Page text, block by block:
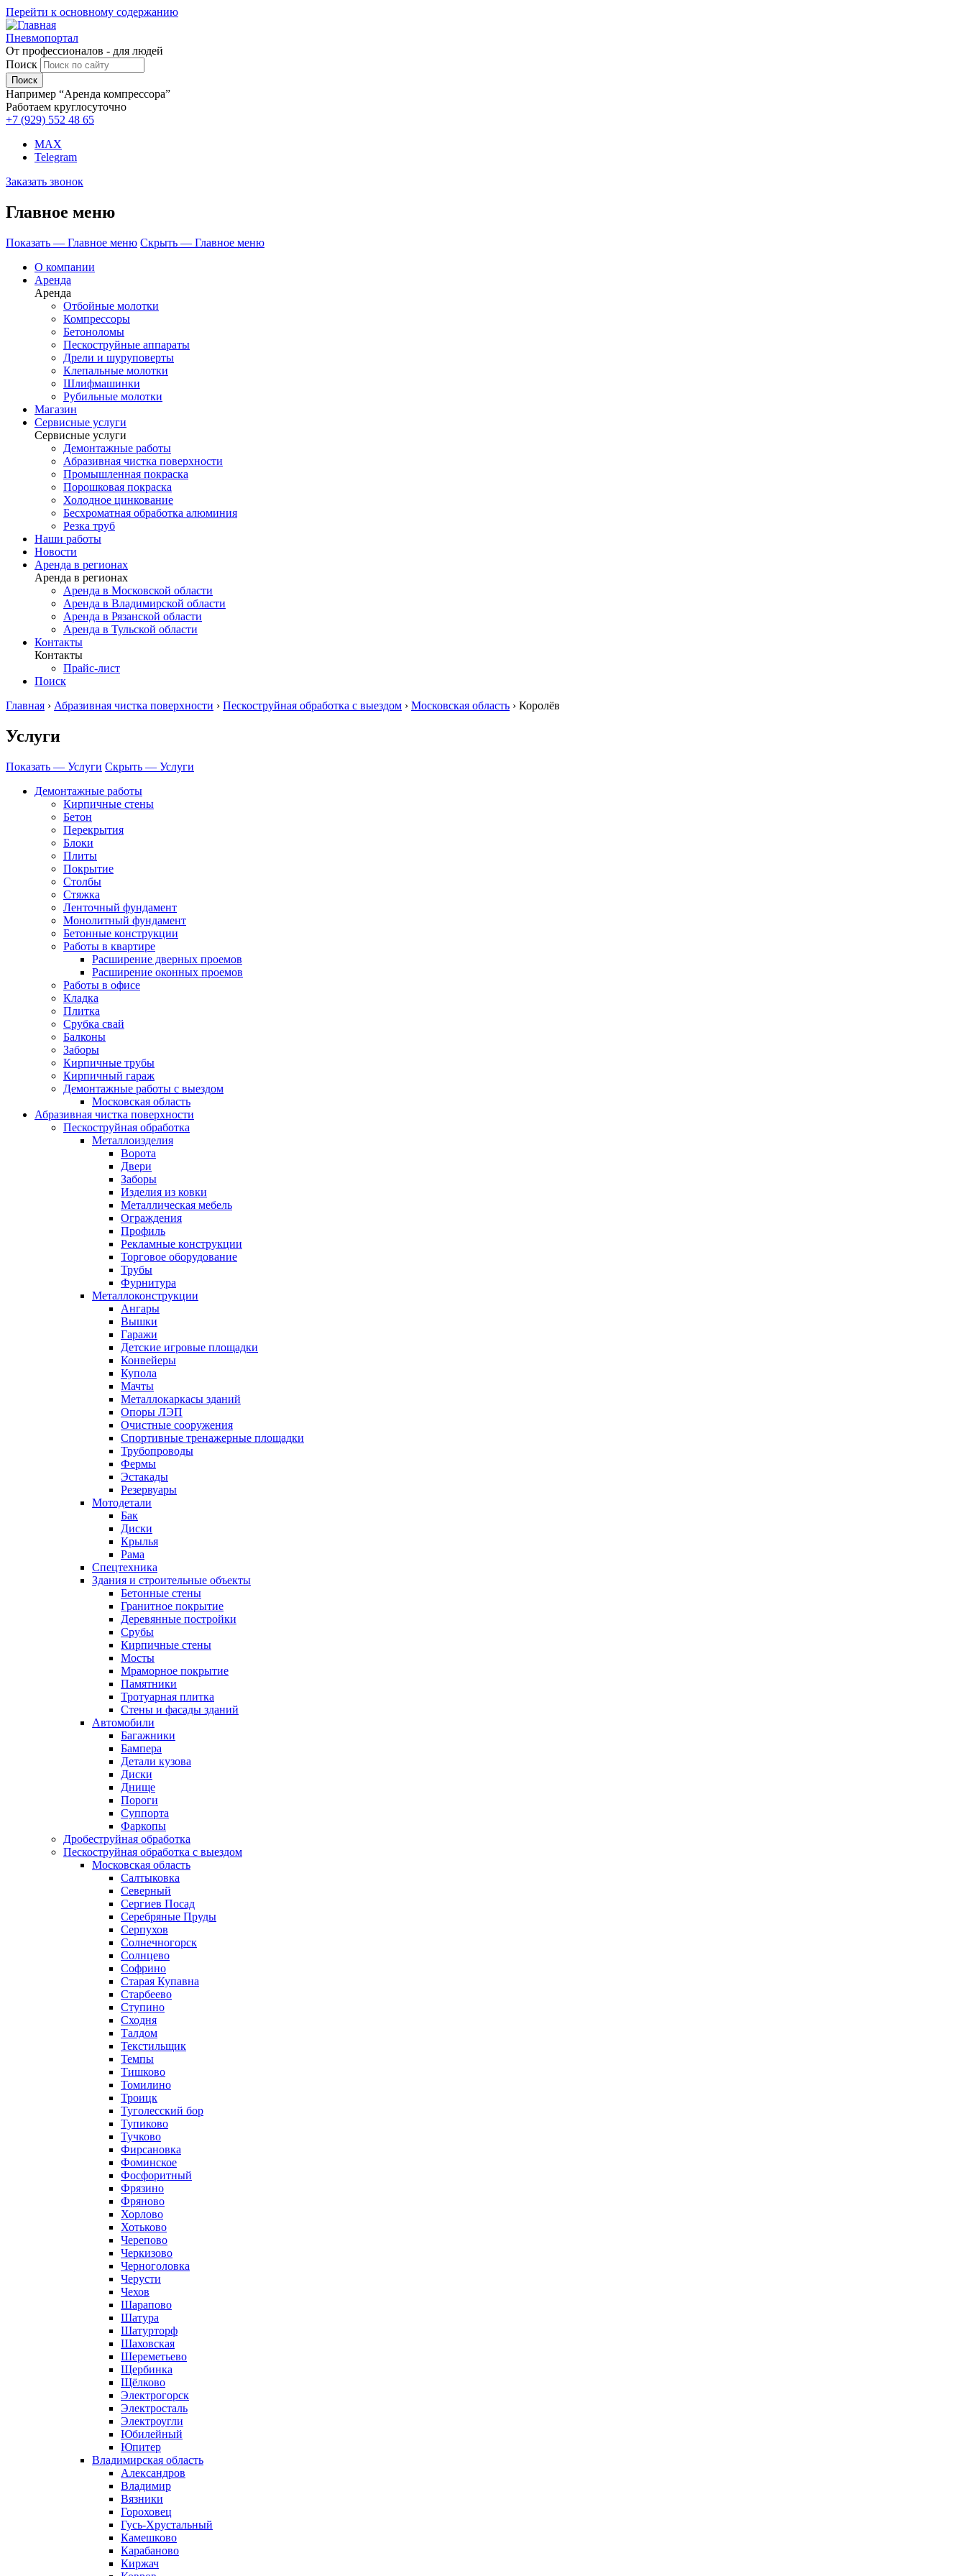
Перейти к основному содержанию
Пневмопортал
От профессионалов - для людей
Поиск
Например “Аренда компрессора”
Работаем круглосуточно
+7 (929) 552 48 65
MAX
Telegram
Заказать звонок
Главное меню
Показать — Главное меню Скрыть — Главное меню
О компании
Аренда
Аренда
Отбойные молотки
Компрессоры
Бетоноломы
Пескоструйные аппараты
Дрели и шуруповерты
Клепальные молотки
Шлифмашинки
Рубильные молотки
Магазин
Сервисные услуги
Сервисные услуги
Демонтажные работы
Абразивная чистка поверхности
Промышленная покраска
Порошковая покраска
Холодное цинкование
Бесхроматная обработка алюминия
Резка труб
Наши работы
Новости
Аренда в регионах
Аренда в регионах
Аренда в Московской области
Аренда в Владимирской области
Аренда в Рязанской области
Аренда в Тульской области
Контакты
Контакты
Прайс-лист
Поиск
Главная › Абразивная чистка поверхности › Пескоструйная обработка с выездом › Московская область › Королёв
Услуги
Показать — Услуги Скрыть — Услуги
Демонтажные работы
Кирпичные стены
Бетон
Перекрытия
Блоки
Плиты
Покрытие
Столбы
Стяжка
Ленточный фундамент
Монолитный фундамент
Бетонные конструкции
Работы в квартире
Расширение дверных проемов
Расширение оконных проемов
Работы в офисе
Кладка
Плитка
Срубка свай
Балконы
Заборы
Кирпичные трубы
Кирпичный гараж
Демонтажные работы с выездом
Московская область
Абразивная чистка поверхности
Пескоструйная обработка
Металлоизделия
Ворота
Двери
Заборы
Изделия из ковки
Металлическая мебель
Ограждения
Профиль
Рекламные конструкции
Торговое оборудование
Трубы
Фурнитура
Металлоконструкции
Ангары
Вышки
Гаражи
Детские игровые площадки
Конвейеры
Купола
Мачты
Металлокаркасы зданий
Опоры ЛЭП
Очистные сооружения
Спортивные тренажерные площадки
Трубопроводы
Фермы
Эстакады
Резервуары
Мотодетали
Бак
Диски
Крылья
Рама
Спецтехника
Здания и строительные объекты
Бетонные стены
Гранитное покрытие
Деревянные постройки
Срубы
Кирпичные стены
Мосты
Мраморное покрытие
Памятники
Тротуарная плитка
Стены и фасады зданий
Автомобили
Багажники
Бампера
Детали кузова
Диски
Днище
Пороги
Суппорта
Фаркопы
Дробеструйная обработка
Пескоструйная обработка с выездом
Московская область
Салтыковка
Северный
Сергиев Посад
Серебряные Пруды
Серпухов
Солнечногорск
Солнцево
Софрино
Старая Купавна
Старбеево
Ступино
Сходня
Талдом
Текстильщик
Темпы
Тишково
Томилино
Троицк
Туголесский бор
Тупиково
Тучково
Фирсановка
Фоминское
Фосфоритный
Фрязино
Фряново
Хорлово
Хотьково
Черепово
Черкизово
Черноголовка
Черусти
Чехов
Шарапово
Шатура
Шатурторф
Шаховская
Шереметьево
Щербинка
Щёлково
Электрогорск
Электросталь
Электроугли
Юбилейный
Юпитер
Владимирская область
Александров
Владимир
Вязники
Гороховец
Гусь-Хрустальный
Камешково
Карабаново
Киржач